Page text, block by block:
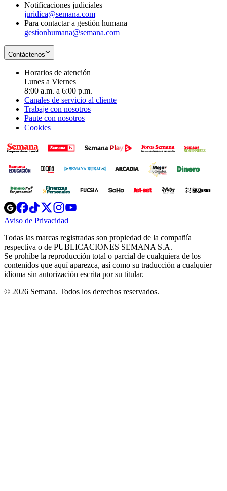
Notificaciones judiciales
juridica@semana.com
Para contactar a gestión humana
gestionhumana@semana.com
Contáctenos
Horarios de atención
Lunes a Viernes
8:00 a.m. a 6:00 p.m.
Canales de servicio al cliente
Trabaje con nosotros
Paute con nosotros
Cookies
Opens
in
new
Opens
in
new
Opens
in
new
window
Opens
new
windowwindow
Aviso de Privacidad
new
window
Todas las marcas registradas son propiedad de la compañía
respectiva o de PUBLICACIONES SEMANA S.A.
Se prohíbe la reproducción total o parcial de cualquiera de los
contenidos que aquí aparezca, así como su traducción a cualquier
idioma sin autorización escrita por su titular.
© 2026 Semana. Todos los derechos reservados.